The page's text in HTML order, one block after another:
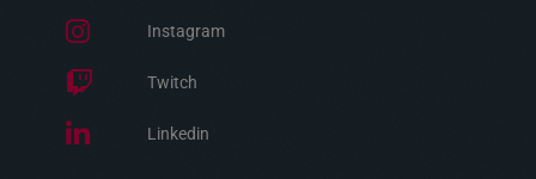
Instagram
Twitch
Linkedin